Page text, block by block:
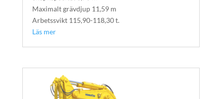
Maximalt grävdjup 11,59 m
Arbetssvikt 115,90-118,30 t.
Läs mer